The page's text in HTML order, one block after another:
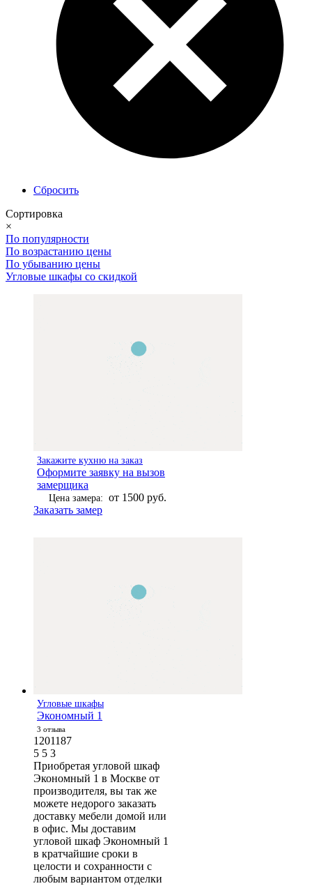
Сбросить
Сортировка
×
По популярности
По возрастанию цены
По убыванию цены
Угловые шкафы со скидкой
Закажите кухню на заказ
Оформите заявку на вызов
замерщика
Цена замера: от 1500 руб.
Заказать замер
Угловые шкафы
Экономный 1
3 отзыва
1201187
5 5 3
Приобретая угловой шкаф
Экономный 1 в Москве от
производителя, вы так же
можете недорого заказать
доставку мебели домой или
в офис. Мы доставим
угловой шкаф Экономный 1
в кратчайшие сроки в
целости и сохранности с
любым вариантом отделки